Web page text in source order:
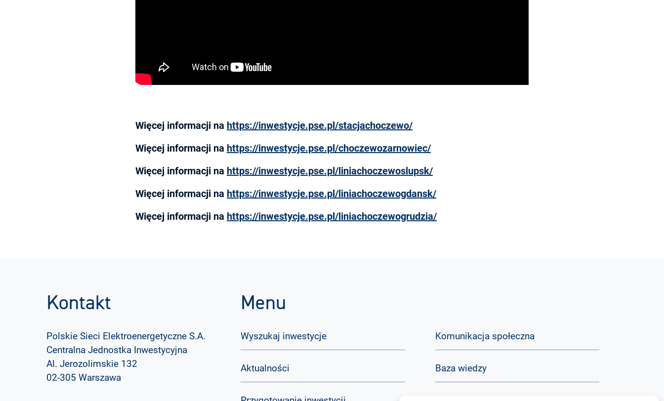
Więcej informacji na https://inwestycje.pse.pl/stacjachoczewo/
Więcej informacji na https://inwestycje.pse.pl/choczewozarnowiec/
Więcej informacji na https://inwestycje.pse.pl/liniachoczewoslupsk/
Więcej informacji na https://inwestycje.pse.pl/liniachoczewogdansk/
Więcej informacji na https://inwestycje.pse.pl/liniachoczewogrudzia/
Kontakt
Polskie Sieci Elektroenergetyczne S.A.
Centralna Jednostka Inwestycyjna
Al. Jerozolimskie 132
02-305 Warszawa
Menu
Wyszukaj inwestycje
Aktualności
Komunikacja społeczna
Baza wiedzy